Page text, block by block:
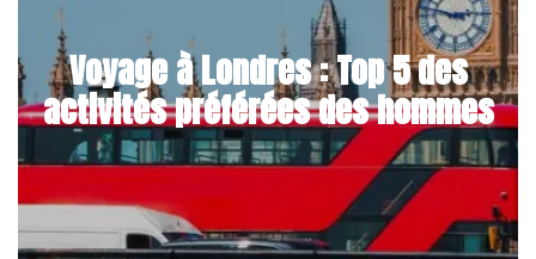
Voyage à Londres : Top 5 des
activités préférées des hommes